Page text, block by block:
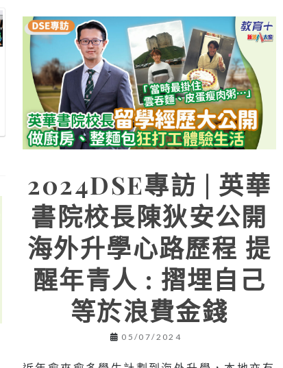
2024DSE專訪 | 英華
書院校長陳狄安公開
海外升學心路歷程 提
醒年青人 : 摺埋自己
等於浪費金錢
05/07/2024